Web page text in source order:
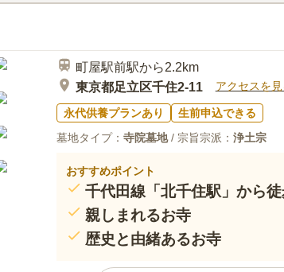
開創された「慈眼寺」です。真
町屋駅前駅から2.2km
東京都足立区千住2-11
アクセスを見
永代供養プランあり
生前申込できる
墓地タイプ： 寺院墓地/ 宗旨宗派： 浄土宗
おすすめポイント
千代田線「北千住駅」から
親しまれるお寺
歴史と由緒あるお寺